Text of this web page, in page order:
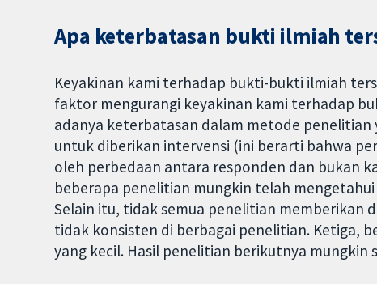
Apa keterbatasan bukti ilmiah
Keyakinan kami terhadap bukti-bukti ilmiah
faktor mengurangi keyakinan kami terhadap
adanya keterbatasan dalam metode
untuk diberikan intervensi (ini berarti bahwa
oleh perbedaan antara responden dan bukan
beberapa penelitian mungkin telah
Selain itu, tidak semua penelitian memberikan
tidak konsisten di berbagai penelitian. Ketiga,
yang kecil. Hasil penelitian berikutnya mungkin